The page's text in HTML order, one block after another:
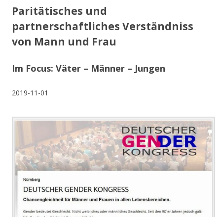
Paritätisches und
partnerschaftliches Verständniss
von Mann und Frau
Im Focus: Väter – Männer – Jungen
2019-11-01